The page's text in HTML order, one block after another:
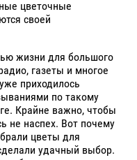
цветочные
своей
жизни для большого
газеты и многое
приходилось
по такому
Крайне важно, чтобы
не наспех. Вот почему
цветы для
удачный выбор.